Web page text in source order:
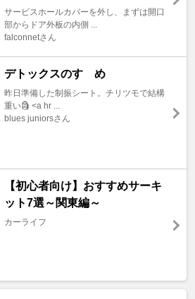
サービスホールカバーを外し、まずは開口
部からドア外板の内側 ...
falconnetさん
デトックスのすゝめ
昨日準備した制振シート。チリツモで結構
重い🗿 <a hr ...
blues juniorsさん
【初心者向け】おすすめサーキ
ット7選～関東編～
カーライフ